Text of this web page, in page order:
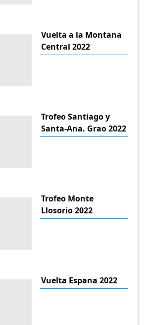
Vuelta a la Montana
Central 2022
Trofeo Santiago y
Santa-Ana. Grao 2022
Trofeo Monte
Llosorio 2022
Vuelta Espana 2022